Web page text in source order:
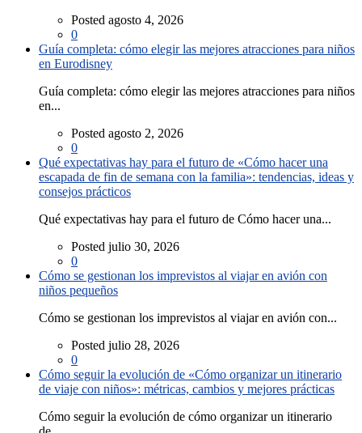
Posted agosto 4, 2026
0
Guía completa: cómo elegir las mejores atracciones para niños
en Eurodisney
Guía completa: cómo elegir las mejores atracciones para niños
en...
Posted agosto 2, 2026
0
Qué expectativas hay para el futuro de «Cómo hacer una
escapada de fin de semana con la familia»: tendencias, ideas y
consejos prácticos
Qué expectativas hay para el futuro de Cómo hacer una...
Posted julio 30, 2026
0
Cómo se gestionan los imprevistos al viajar en avión con
niños pequeños
Cómo se gestionan los imprevistos al viajar en avión con...
Posted julio 28, 2026
0
Cómo seguir la evolución de «Cómo organizar un itinerario
de viaje con niños»: métricas, cambios y mejores prácticas
Cómo seguir la evolución de cómo organizar un itinerario